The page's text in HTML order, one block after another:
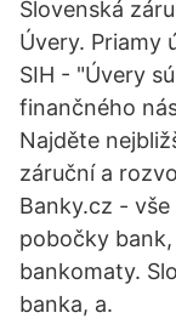
Slovenská
Úvery. Priamy
SIH - "Úvery
finančného
Najděte
záruční a
Banky.cz -
pobočky
bankomaty.
banka, a.